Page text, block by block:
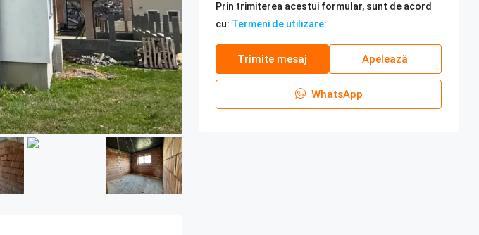
Prin trimiterea acestui formular, sunt de acord
cu: Termeni de utilizare:
Trimite mesaj Apelează
WhatsApp